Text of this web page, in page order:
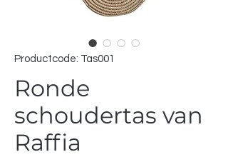
Productcode: Tas001
Ronde
schoudertas van
Raffia